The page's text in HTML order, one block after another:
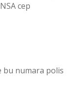
cep
bu numara polis